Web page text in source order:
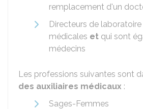
remplacement d'un
Directeurs de
médicales et qui sont
médecins
Les professions suivantes sont
des auxiliaires médicaux :
Sages-Femmes